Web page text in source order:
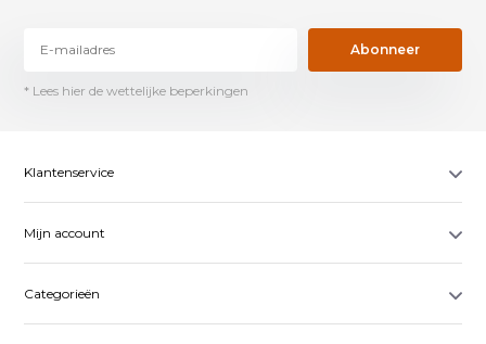
Abonneer
* Lees hier de wettelijke beperkingen
Klantenservice
Mijn account
Categorieën